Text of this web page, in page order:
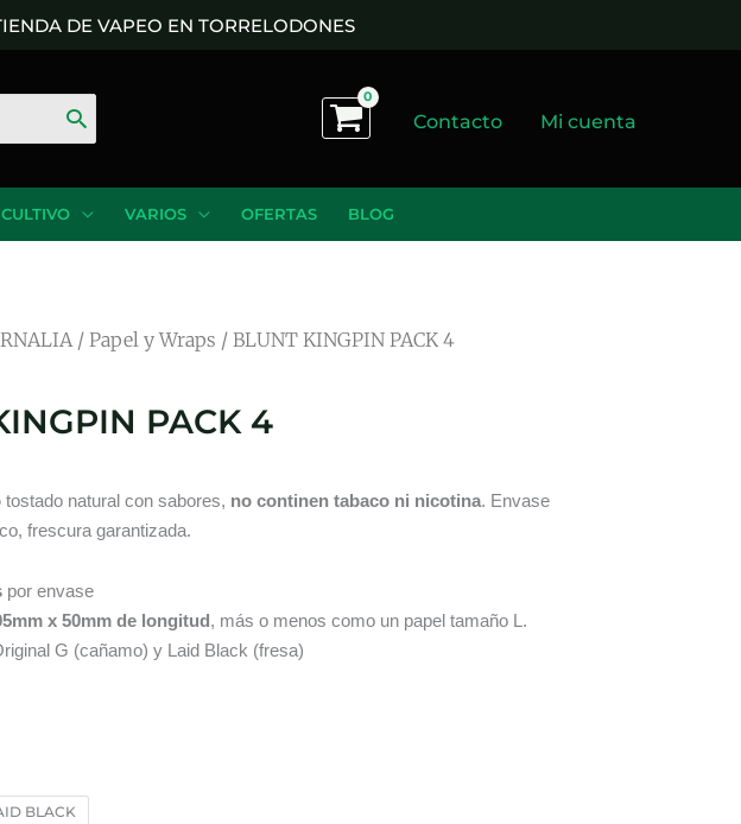
DE VAPEO EN TORRELODONES
Contacto Mi cuenta
CULTIVO VARIOS OFERTAS BLOG
/ Papel y Wraps / BLUNT KINGPIN PACK 4
PACK 4
tostado natural con sabores, no continen tabaco ni nicotina. Envase
frescura garantizada.
por envase
x 50mm de longitud, más o menos como un papel tamaño L.
G (cañamo) y Laid Black (fresa)
BLACK